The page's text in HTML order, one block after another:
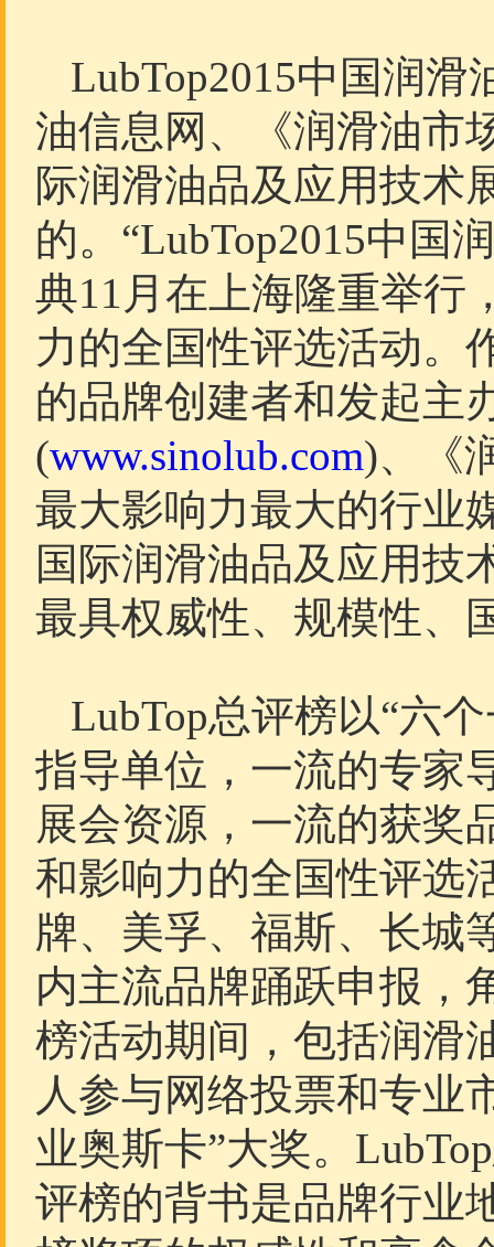
LubTop2015中国润
油信息网、《润滑油市
际润滑油品及应用技术
的。“LubTop2015中国
典11月在上海隆重举行
力的全国性评选活动。
的品牌创建者和发起主
(www.sinolub.com)、《
最大影响力最大的行业
国际润滑油品及应用技
最具权威性、规模性、
LubTop总评榜以“六
指导单位，一流的专家
展会资源，一流的获奖
和影响力的全国性评选
牌、美孚、福斯、长城
内主流品牌踊跃申报，
榜活动期间，包括润滑
人参与网络投票和专业
业奥斯卡”大奖。
评榜的背书是品牌行业